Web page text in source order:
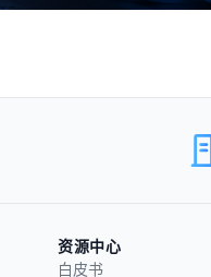
资源中心
白皮书